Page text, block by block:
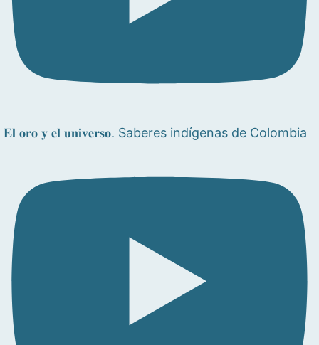
𝐄𝐥 𝐨𝐫𝐨 𝐲 𝐞𝐥 𝐮𝐧𝐢𝐯𝐞𝐫𝐬𝐨. Saberes indígenas de Colombia